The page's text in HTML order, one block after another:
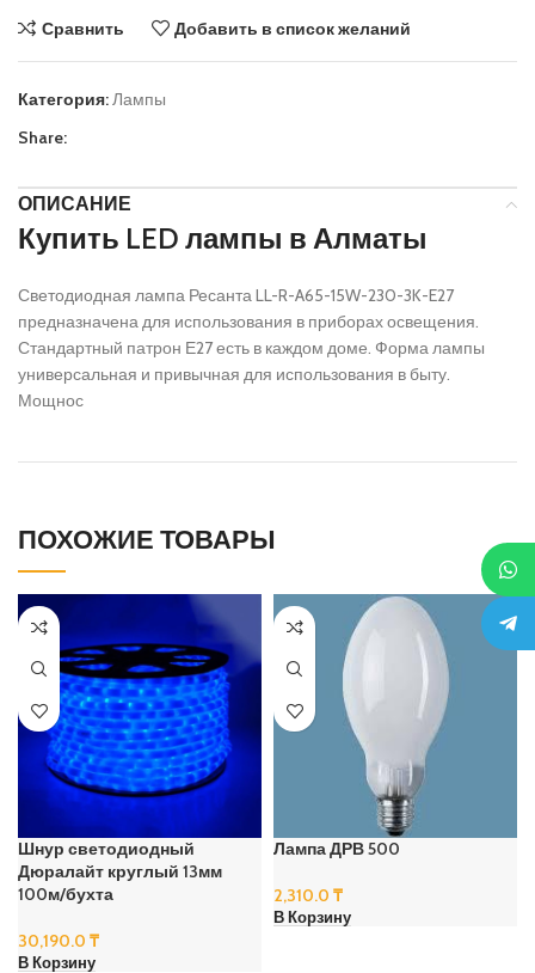
Сравнить Добавить в список желаний
Категория:Лампы
Share:
ОПИСАНИЕ
Купить LED лампы в Алматы
Светодиодная лампа Ресанта LL-R-A65-15W-230-3K-E27
предназначена для использования в приборах освещения.
Стандартный патрон Е27 есть в каждом доме. Форма лампы
универсальная и привычная для использования в быту.
Мощнос
ПОХОЖИЕ ТОВАРЫ
Шнур светодиодный
Дюралайт круглый 13мм
100м/бухта
30,190.0 ₸
В Корзину
Лампа ДРВ 500
2,310.0 ₸
В Корзину